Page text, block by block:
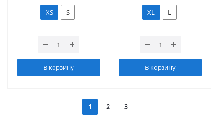
XS S
В корзину
XL L
В корзину
1 2 3